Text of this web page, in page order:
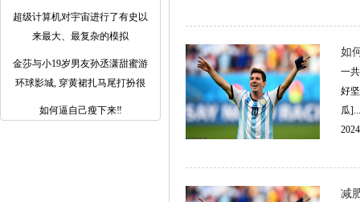
超级计算机对宇宙进行了有史以
来最大、最复杂的模拟
金莎与小19岁男友孙丞潇甜蜜游
环球影城, 穿黄裙扎马尾打扮很
如何逼自己瘦下来‼️
如
一
好
瓜
减